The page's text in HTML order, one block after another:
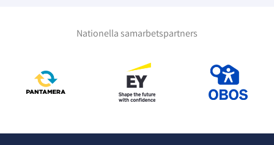
man få sitt namn tryckt på tröjan.
Nationella samarbetspartners